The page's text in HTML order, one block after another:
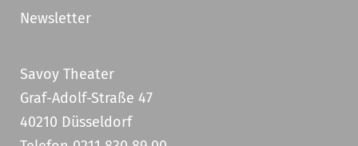
Newsletter
Savoy Theater
Graf-Adolf-Straße 47
40210 Düsseldorf